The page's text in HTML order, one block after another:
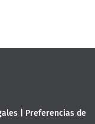
| Preferencias de